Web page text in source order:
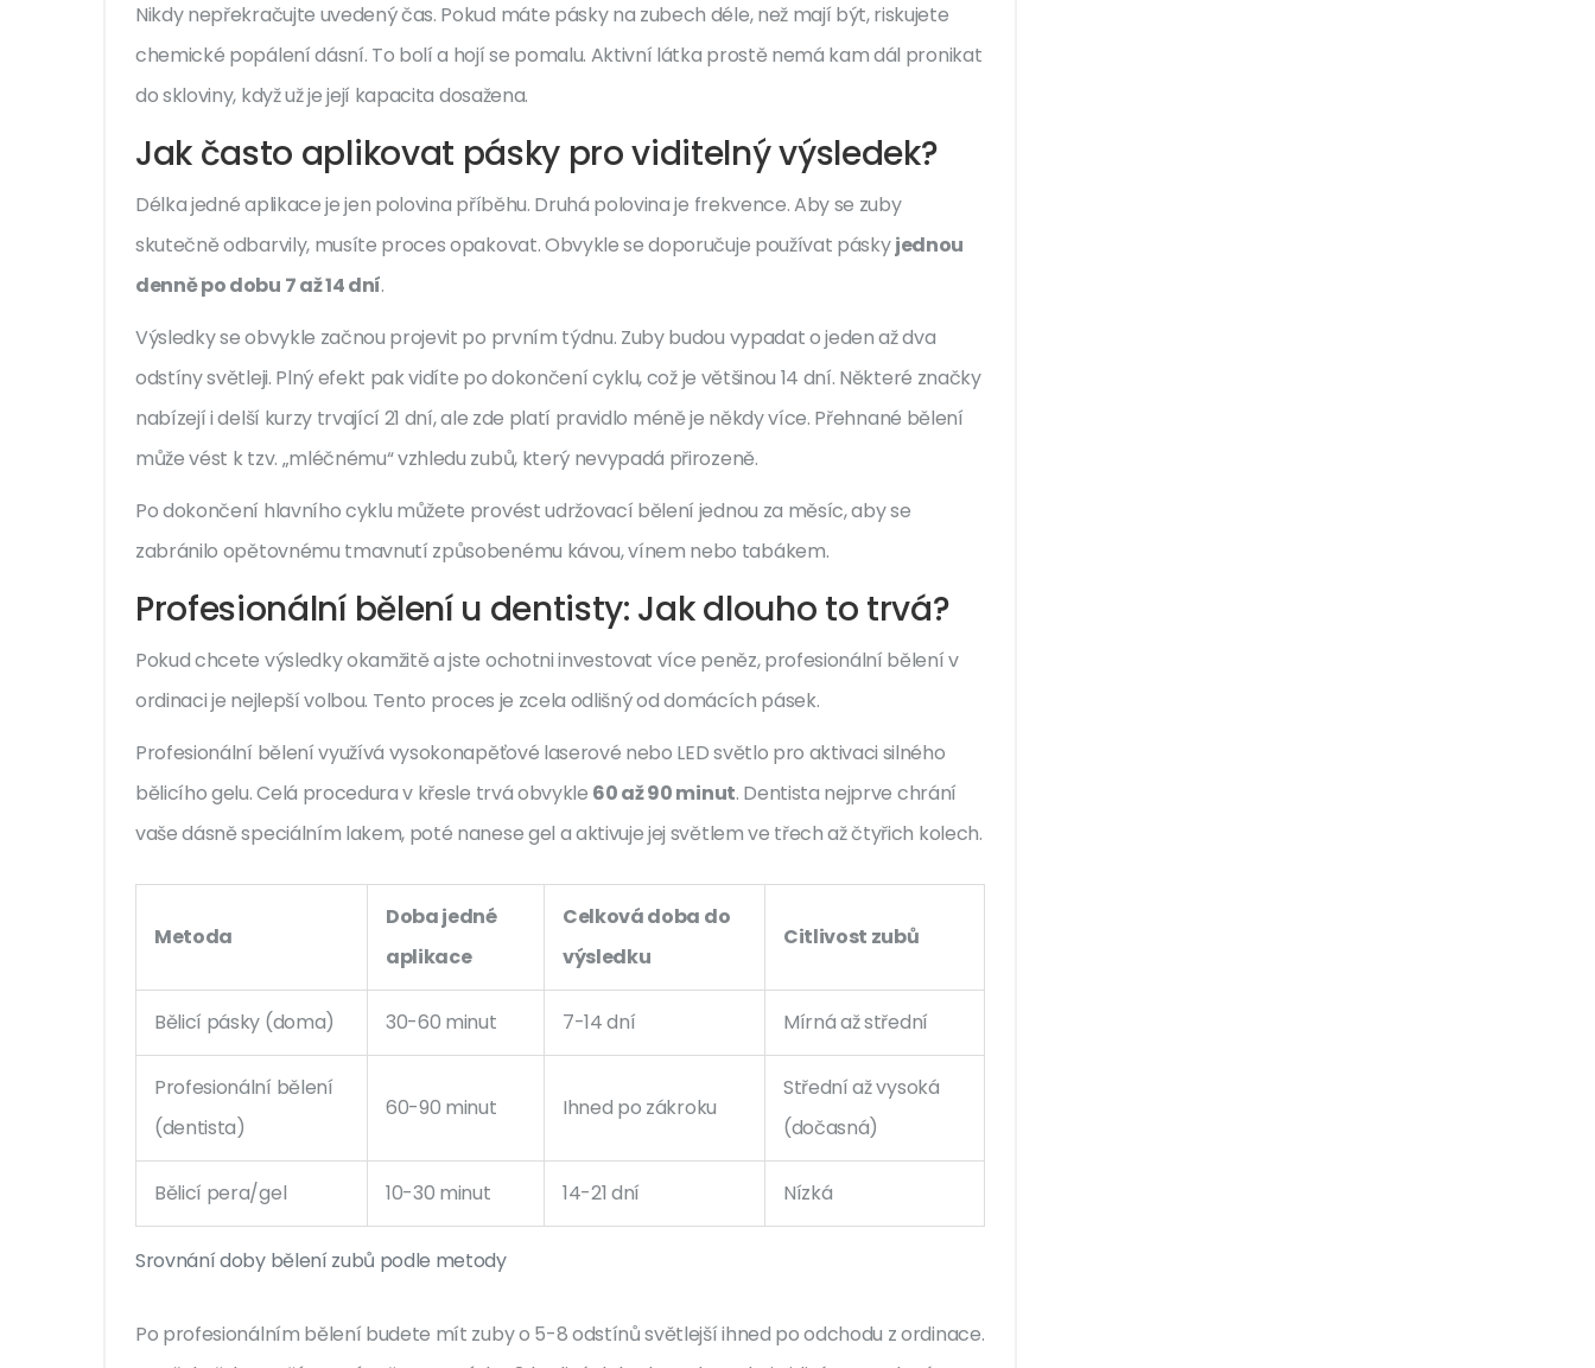
Nikdy nepřekračujte uvedený čas. Pokud máte pásky na zubech déle, než mají být, riskujete
chemické popálení dásní. To bolí a hojí se pomalu. Aktivní látka prostě nemá kam dál pronikat
do skloviny, když už je její kapacita dosažena.
Jak často aplikovat pásky pro viditelný výsledek?
Délka jedné aplikace je jen polovina příběhu. Druhá polovina je frekvence. Aby se zuby
skutečně odbarvily, musíte proces opakovat. Obvykle se doporučuje používat páskyjednou
denně po dobu 7 až 14 dní.
Výsledky se obvykle začnou projevit po prvním týdnu. Zuby budou vypadat o jeden až dva
odstíny světleji. Plný efekt pak vidíte po dokončení cyklu, což je většinou 14 dní. Některé značky
nabízejí i delší kurzy trvající 21 dní, ale zde platí pravidlo méně je někdy více. Přehnané bělení
může vést k tzv. „mléčnému“ vzhledu zubů, který nevypadá přirozeně.
Po dokončení hlavního cyklu můžete provést udržovací bělení jednou za měsíc, aby se
zabránilo opětovnému tmavnutí způsobenému kávou, vínem nebo tabákem.
Profesionální bělení u dentisty: Jak dlouho to trvá?
Pokud chcete výsledky okamžitě a jste ochotni investovat více peněz, profesionální bělení v
ordinaci je nejlepší volbou. Tento proces je zcela odlišný od domácích pásek.
Profesionální bělenívyužívá vysokonapěťové laserové nebo LED světlo pro aktivaci silného
bělicího gelu. Celá procedura v křesle trvá obvykle 60 až 90 minut. Dentista nejprve chrání
vaše dásně speciálním lakem, poté nanese gel a aktivuje jej světlem ve třech až čtyřich kolech.
Srovnání doby bělení zubů podle metody
Metoda
Doba jedné
aplikace
Celková doba do
výsledku
Citlivost zubů
Bělicí pásky (doma) 30-60 minut 7-14 dní Mírná až střední
Profesionální bělení
(dentista)
60-90 minut Ihned po zákroku
Střední až vysoká
(dočasná)
Bělicí pera/gel 10-30 minut 14-21 dní Nízká
Po profesionálním bělení budete mít zuby o 5-8 odstínů světlejší ihned po odchodu z ordinace.